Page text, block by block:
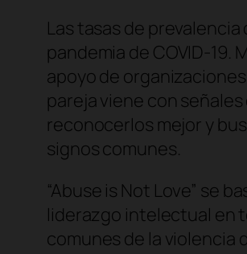
Las tasas de
pandemia de COVID-
apoyo de
pareja viene con
reconocerlos mejor y
signos comunes.
“Abuse is Not Love” se
liderazgo intelectual en
comunes de la violencia